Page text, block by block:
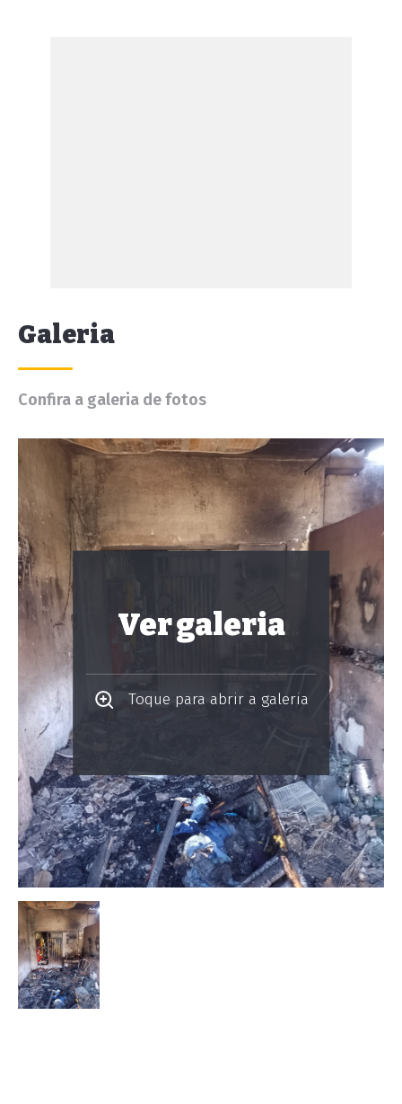
Galeria
Confira a galeria de fotos
Ver galeria
Toque para abrir a galeria